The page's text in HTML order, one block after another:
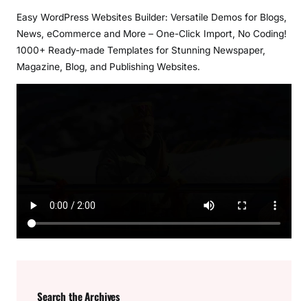
Easy WordPress Websites Builder: Versatile Demos for Blogs,
News, eCommerce and More – One-Click Import, No Coding!
1000+ Ready-made Templates for Stunning Newspaper,
Magazine, Blog, and Publishing Websites.
Search the Archives